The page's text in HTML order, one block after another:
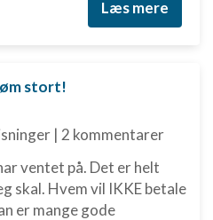
Læs mere
stort!
| 2 kommentarer
ventet på. Det er helt
skal. Hvem vil IKKE betale
er mange gode